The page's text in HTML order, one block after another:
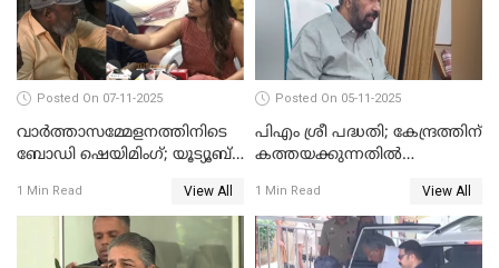
Posted On 07-11-2025
വാർത്താസമ്മേളനത്തിനിടെ
ബോഡി ഷെയിമിംഗ്; യൂട്യൂബ്
മറുപടിയുമായി ഗൗരി കിഷന്‍
WATCH VIDEO
1 Min Read View All
Posted On 05-11-2025
പിഎം ശ്രീ പദ്ധതി; കേന്ദ്രത്തിന്
കത്തയക്കുന്നതില്‍
വി.ശിവന്‍കുട്ടി WATCH VIDEO
1 Min Read View All